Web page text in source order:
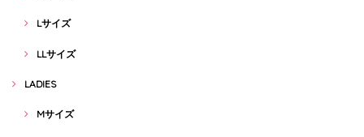
Lサイズ
LLサイズ
LADIES
Mサイズ